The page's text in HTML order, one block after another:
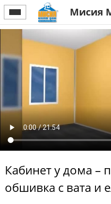
Мисия
Кабинет у дома –
обшивка с вата и